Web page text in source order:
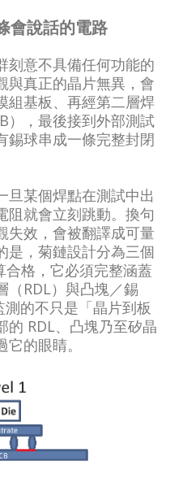
會說話的電路
刻意不具備任何功能的
與真正的晶片無異，會
組基板、再經第二層焊
），最後接到外部測試
錫球串成一條完整封閉
旦某個焊點在測試中出
阻就會立刻跳動。換句
失效，會被翻譯成可量
是，菊鏈設計分為三個
格，它必須完整涵蓋
（RDL）與凸塊／錫
的不只是「晶片到板
的 RDL、凸塊乃至矽晶
的眼睛。